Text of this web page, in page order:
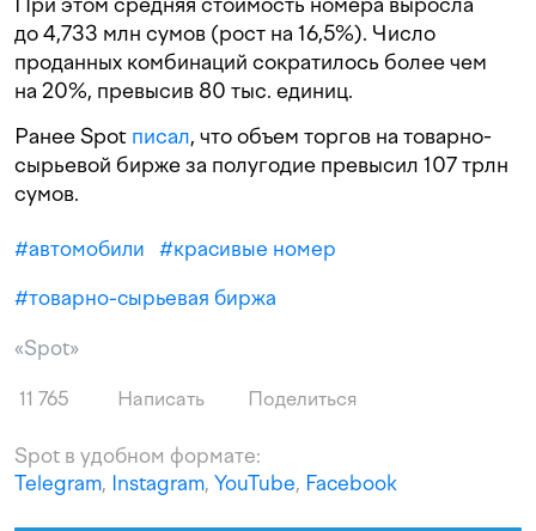
до 4,733 млн сумов (рост на 16,5%). Число
проданных комбинаций сократилось более чем
на 20%, превысив 80 тыс. единиц.
Ранее Spot писал, что объем торгов на товарно-
сырьевой бирже за полугодие превысил 107 трлн
сумов.
#автомобили #красивые номер
#товарно-сырьевая биржа
«Spot»
11 765 Написать Поделиться
Spot в удобном формате:
Telegram, Instagram, YouTube, Facebook